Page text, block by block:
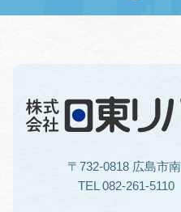
〒732-0818 広島市
TEL 082-261-